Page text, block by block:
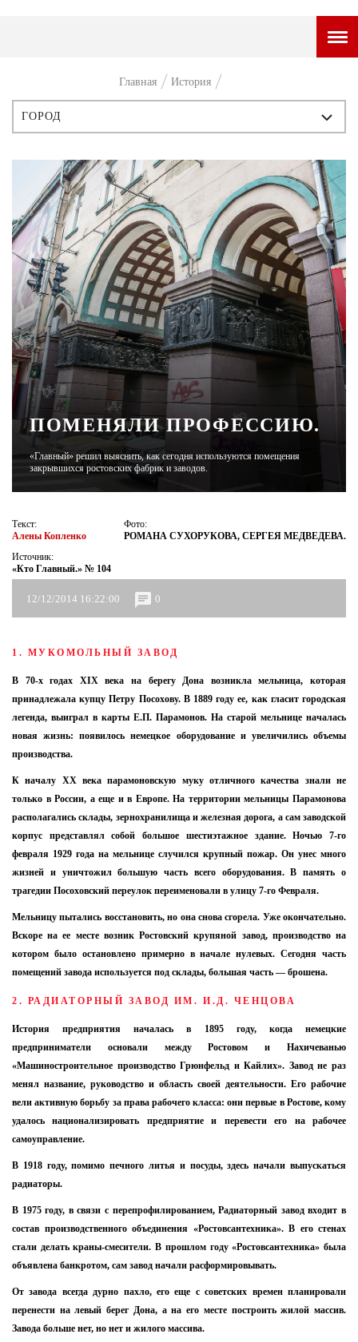
ГОРОДСКОЙ ПОРТАЛ
ПРЕМЬЕРА
ТАМ И ТУТ
СТИЛЬ ЖИЗНИ
ХАЙП
ЧЕЛОВЕК ОСОБЕННЫЙ
КУЛЬТ ЕДЫ
АФИША
ЖУРНАЛ
Главная История
ИСТОРИЯ
ПЕРСОНЫ
СТИЛЬ
ГОРОД
ЧТИВО
ПОМЕНЯЛИ ПРОФЕССИЮ.
«Главный» решил выяснить, как сегодня используются помещения
закрывшихся ростовских фабрик и заводов.
Текст:
Алены Копленко
Фото:
РОМАНА СУХОРУКОВА, СЕРГЕЯ МЕДВЕДЕВА.
Источник:
«Кто Главный.» № 104
12/12/2014 16:22:00 0
1. МУКОМОЛЬНЫЙ ЗАВОД
В 70-х годах XIX века на берегу Дона возникла мельница, которая
принадлежала купцу Петру Посохову. В 1889 году ее, как гласит городская
легенда, выиграл в карты Е.П. Парамонов. На старой мельнице началась
новая жизнь: появилось немецкое оборудование и увеличились объемы
производства.
К началу XX века парамоновскую муку отличного качества знали не
только в России, а еще и в Европе. На территории мельницы Парамонова
располагались склады, зернохранилища и железная дорога, а сам заводской
корпус представлял собой большое шестиэтажное здание. Ночью 7-го
февраля 1929 года на мельнице случился крупный пожар. Он унес много
жизней и уничтожил большую часть всего оборудования. В память о
трагедии Посоховский переулок переименовали в улицу 7-го Февраля.
Мельницу пытались восстановить, но она снова сгорела. Уже окончательно.
Вскоре на ее месте возник Ростовский крупяной завод, производство на
котором было остановлено примерно в начале нулевых. Сегодня часть
помещений завода используется под склады, большая часть — брошена.
2. РАДИАТОРНЫЙ ЗАВОД ИМ. И.Д. ЧЕНЦОВА
История предприятия началась в 1895 году, когда немецкие
предприниматели основали между Ростовом и Нахичеванью
«Машиностроительное производство Грюнфельд и Кайлих». Завод не раз
менял название, руководство и область своей деятельности. Его рабочие
вели активную борьбу за права рабочего класса: они первые в Ростове, кому
удалось национализировать предприятие и перевести его на рабочее
самоуправление.
В 1918 году, помимо печного литья и посуды, здесь начали выпускаться
радиаторы.
В 1975 году, в связи с перепрофилированием, Радиаторный завод входит в
состав производственного объединения «Ростовсантехника». В его стенах
стали делать краны-смесители. В прошлом году «Ростовсантехника» была
объявлена банкротом, сам завод начали расформировывать.
От завода всегда дурно пахло, его еще с советских времен планировали
перенести на левый берег Дона, а на его месте построить жилой массив.
Завода больше нет, но нет и жилого массива.